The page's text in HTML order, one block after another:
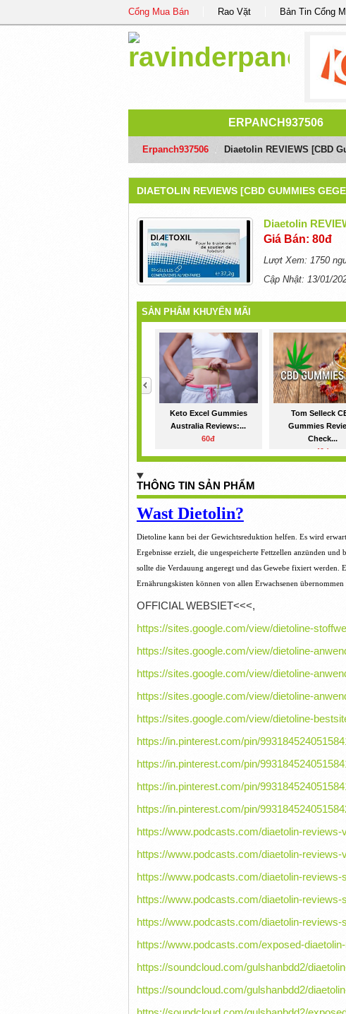
Cổng Mua Bán Rao Vặt Bản Tin Cổng
ERPANCH937506
Erpanch937506 Diaetolin REVIEWS [CBD
DIAETOLIN REVIEWS [CBD GUMMIES
Diaetolin
Giá Bán: 80đ
Lượt Xem: 1750
Cập Nhật: 13/01/
SẢN PHẨM KHUYẾN MÃI
Keto Excel Gummies
Australia Reviews:...
60đ
Tom Selleck
Gummies
Check...
40đ
THÔNG TIN SẢN PHẨM
Wast Dietolin?
Dietoline kann bei der Gewichtsreduktion helfen. Es wird
Ergebnisse erzielt, die ungespeicherte Fettzellen anzünden und
sollte die Verdauung angeregt und das Gewebe fixiert werden.
Ernährungskisten können von allen Erwachsenen
OFFICIAL WEBSIET<<<,
https://sites.google.com/view/dietoline-
https://sites.google.com/view/dietoline-
https://sites.google.com/view/dietoline-
https://sites.google.com/view/dietoline-
https://sites.google.com/view/dietoline-
https://in.pinterest.com/pin/
https://in.pinterest.com/pin/
https://in.pinterest.com/pin/
https://in.pinterest.com/pin/
https://www.podcasts.com/diaetolin-
https://www.podcasts.com/diaetolin-
https://www.podcasts.com/diaetolin-
https://www.podcasts.com/diaetolin-
https://www.podcasts.com/diaetolin-
https://www.podcasts.com/exposed-
https://soundcloud.com/gulshanbdd2/
https://soundcloud.com/gulshanbdd2/